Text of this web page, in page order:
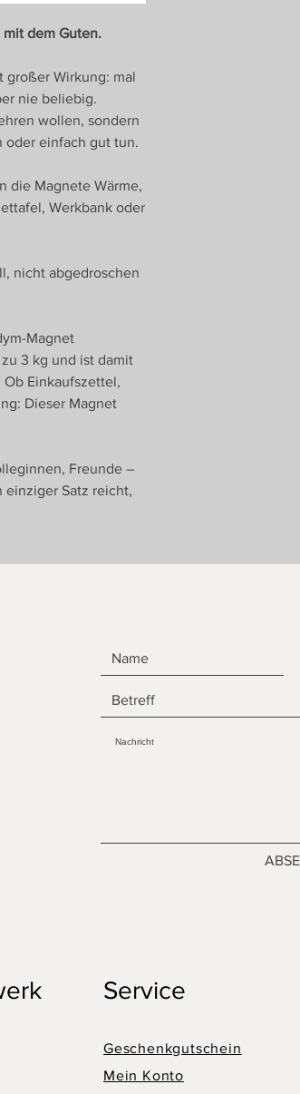
mit dem Guten.
großer Wirkung: mal
nie beliebig.
wollen, sondern
oder einfach gut tun.
die Magnete Wärme,
Werkbank oder
nicht abgedroschen
Magnet
3 kg und ist damit
Einkaufszettel,
Dieser Magnet
Freunde –
einziger Satz reicht,
Service
Geschenkgutschein
Mein Konto